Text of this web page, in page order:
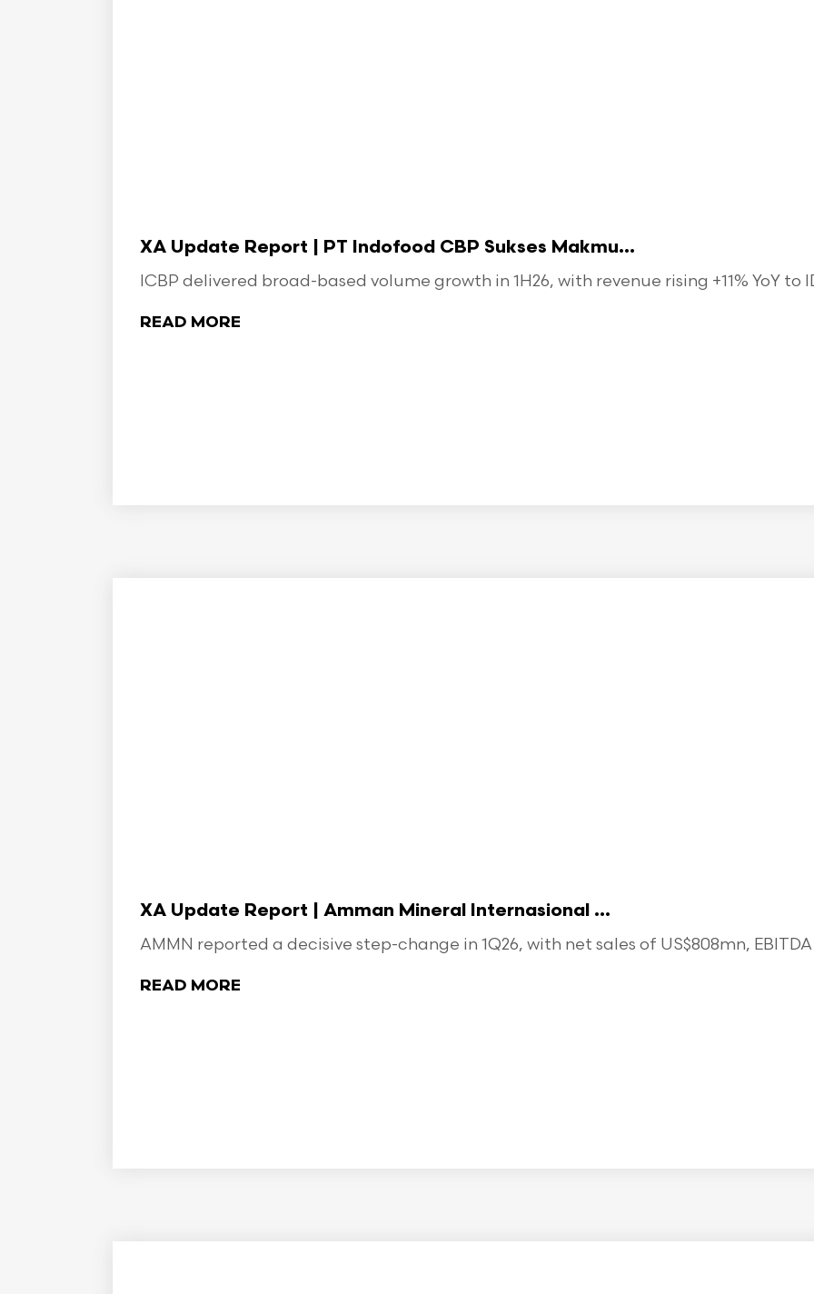
XA Update Report | PT Indofood CBP Sukses Makmu...
ICBP delivered broad-based volume growth in 1H26, with revenue rising +11% YoY to
READ MORE
XA Update Report | Amman Mineral Internasional ...
AMMN reported a decisive step-change in 1Q26, with net sales of US$808mn, EBITDA
READ MORE